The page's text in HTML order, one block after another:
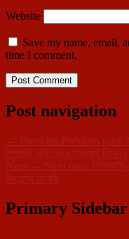
Website
Save my name, email,
time I comment.
Post navigation
← Previous Previous post:
পুষ্পার্ঘ্য অর্পণ করে শ্রদ্ধার্ঘ নিবেদন
Next → Next post:
জিতেন্দ্র চৌধুরী
Primary